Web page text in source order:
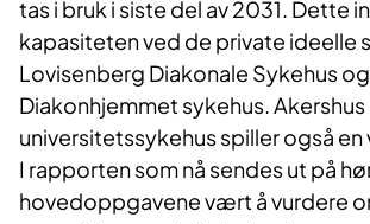
tas i bruk i siste del av 2031. Dette
kapasiteten ved de private ideelle
Lovisenberg Diakonale Sykehus og
Diakonhjemmet sykehus. Akershus
universitetssykehus spiller også en
I rapporten som nå sendes ut på
hovedoppgavene vært å vurdere